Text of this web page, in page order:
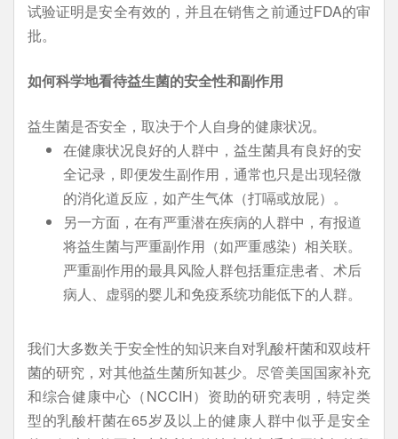
试验证明是安全有效的，并且在销售之前通过FDA的审
批。
如何科学地看待益生菌的安全性和副作用
益生菌是否安全，取决于个人自身的健康状况。
在健康状况良好的人群中，益生菌具有良好的安
全记录，即便发生副作用，通常也只是出现轻微
的消化道反应，如产生气体（打嗝或放屁）。
另一方面，在有严重潜在疾病的人群中，有报道
将益生菌与严重副作用（如严重感染）相关联。
严重副作用的最具风险人群包括重症患者、术后
病人、虚弱的婴儿和免疫系统功能低下的人群。
我们大多数关于安全性的知识来自对乳酸杆菌和双歧杆
菌的研究，对其他益生菌所知甚少。尽管美国国家补充
和综合健康中心（NCCIH）资助的研究表明，特定类
型的乳酸杆菌在65岁及以上的健康人群中似乎是安全